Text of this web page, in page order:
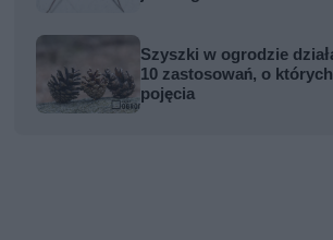
Szyszki w ogrodzie
10 zastosowań, o
pojęcia